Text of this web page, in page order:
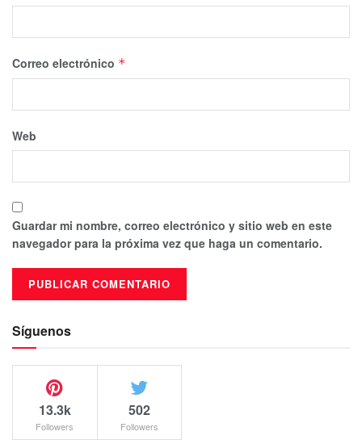
Correo electrónico *
Web
Guardar mi nombre, correo electrónico y sitio web en este
navegador para la próxima vez que haga un comentario.
Síguenos
13.3k
Followers
502
Followers